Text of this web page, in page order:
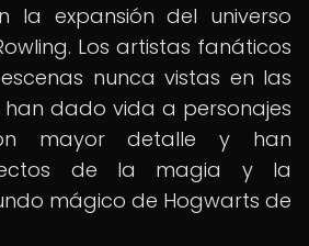
la expansión del universo
Los artistas fanáticos
nunca vistas en las
han dado vida a personajes
mayor detalle y han
de la magia y la
mágico de Hogwarts de